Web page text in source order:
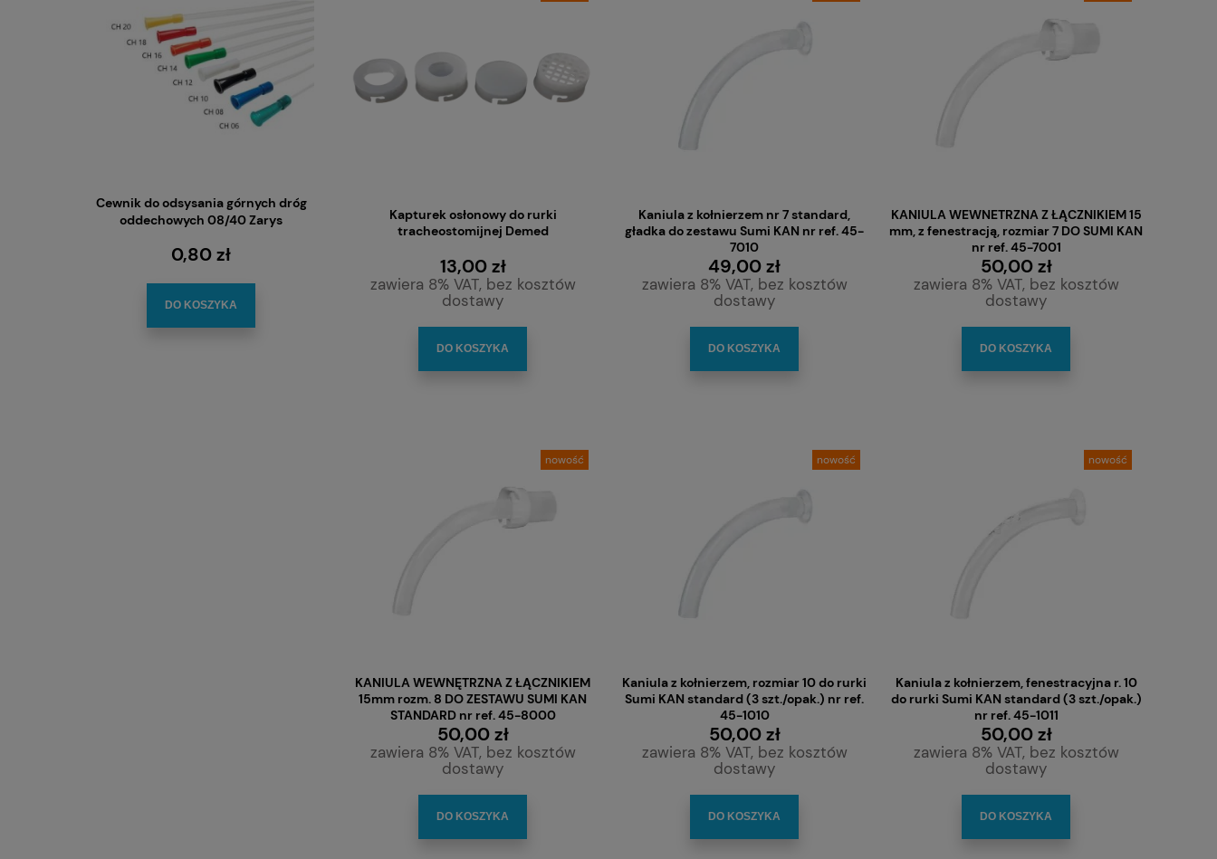
Cewnik do odsysania górnych dróg
oddechowych 08/40 Zarys
0,80 zł
DO KOSZYKA
górnych dróg oddechowych 8CH/600
mm
1,90 zł
DO KOSZYKA
mankietem)
230,00 zł
DO KOSZYKA
skóry 160g
28,00 zł
DO KOSZYKA
Kapturek osłonowy do rurki
tracheostomijnej Demed
13,00 zł
zawiera 8% VAT, bez kosztów
dostawy
DO KOSZYKA
Kaniula z kołnierzem nr 7 standard,
gładka do zestawu Sumi KAN nr ref. 45-
7010
49,00 zł
zawiera 8% VAT, bez kosztów
dostawy
DO KOSZYKA
KANIULA WEWNETRZNA Z ŁĄCZNIKIEM 15
mm, z fenestracją, rozmiar 7 DO SUMI KAN
nr ref. 45-7001
50,00 zł
zawiera 8% VAT, bez kosztów
dostawy
DO KOSZYKA
KANIULA WEWNĘTRZNA Z ŁĄCZNIKIEM
15mm rozm. 8 DO ZESTAWU SUMI KAN
STANDARD nr ref. 45-8000
50,00 zł
zawiera 8% VAT, bez kosztów
dostawy
DO KOSZYKA
nowość
Kaniula z kołnierzem, rozmiar 10 do rurki
Sumi KAN standard (3 szt./opak.) nr ref.
45-1010
50,00 zł
zawiera 8% VAT, bez kosztów
dostawy
DO KOSZYKA
nowość
Kaniula z kołnierzem, fenestracyjna r. 10
do rurki Sumi KAN standard (3 szt./opak.)
nr ref. 45-1011
50,00 zł
zawiera 8% VAT, bez kosztów
dostawy
DO KOSZYKA
nowość